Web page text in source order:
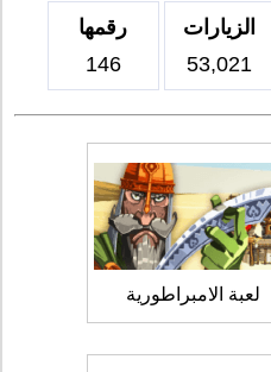
الزيارات
53,021
رقمها
146
لعبة الامبراطورية